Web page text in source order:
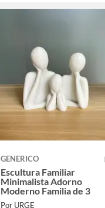
GENERICO
Escultura Familiar
Minimalista Adorno
Moderno Familia de 3
Por URGE